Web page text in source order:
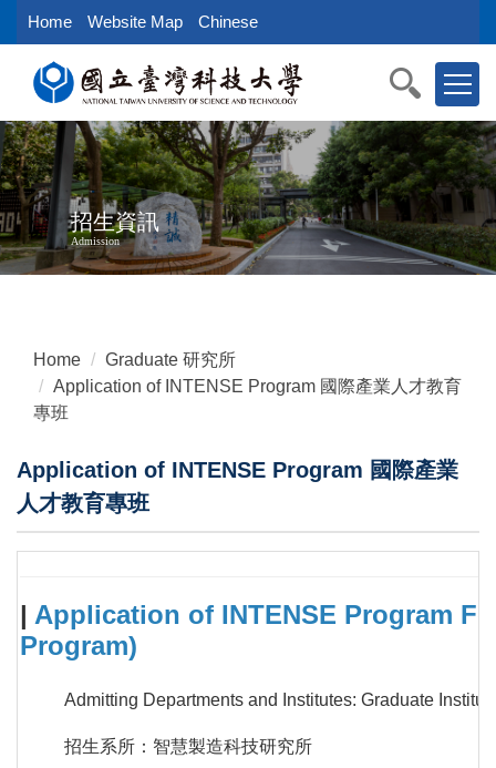
Jump
to
main
content
block
Home Website Map Chinese
招生資訊
Admission
Home
Graduate 研究所
Application of INTENSE Program 國際產業人才教育
專班
Application of INTENSE Program 國際產業
人才教育專班
| Application of INTENSE Program
Program)
Admitting Departments and Institutes: Graduate
招生系所：智慧製造科技研究所